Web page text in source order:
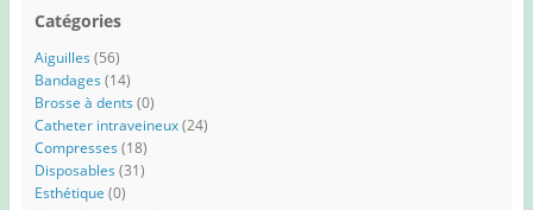
Catégories
Aiguilles (56)
Bandages (14)
Brosse à dents (0)
Catheter intraveineux (24)
Compresses (18)
Disposables (31)
Esthétique (0)